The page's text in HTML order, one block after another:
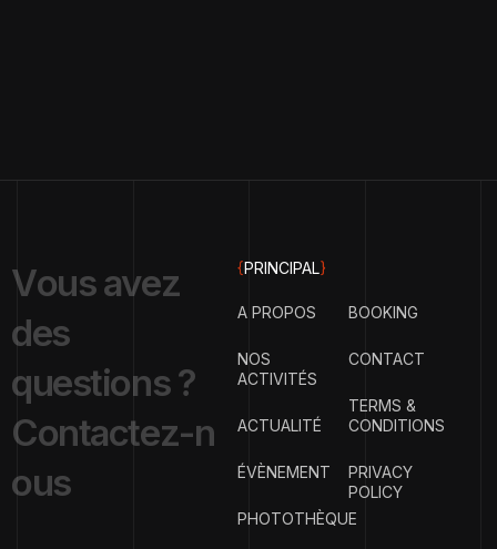
Vousavez
des
questions?
Contactez-n
ous
{PRINCIPAL}
A PROPOS
NOS
ACTIVITÉS
ACTUALITÉ
ÉVÈNEMENT
PHOTOTHÈQUE
BOOKING
CONTACT
TERMS &
CONDITIONS
PRIVACY
POLICY